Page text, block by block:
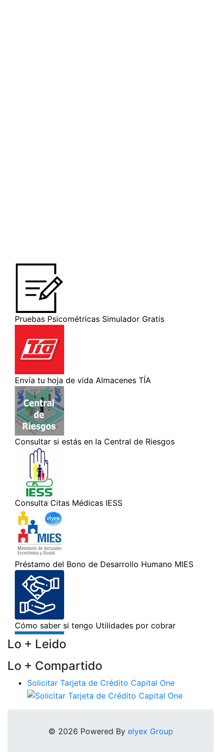
Lo + Leido
Lo + Compartido
Solicitar Tarjeta de Crédito Capital One
© 2026 Powered By elyex Group